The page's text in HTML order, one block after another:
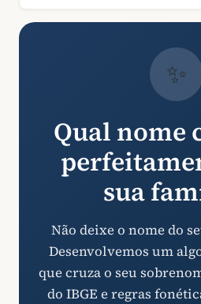
✨
Qual nome
sua
Não deixe o nome do
Desenvolvemos um
que cruza o seu
do IBGE e regras